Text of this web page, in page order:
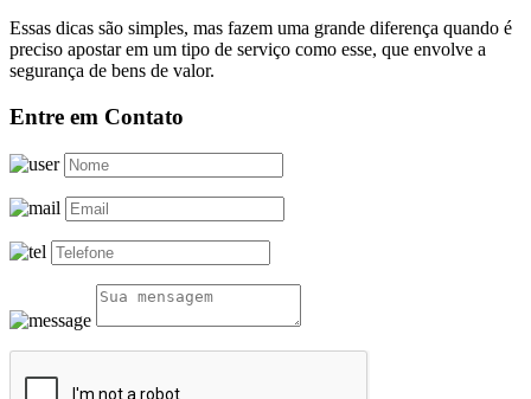
Essas dicas são simples, mas fazem uma grande diferença quando é
preciso apostar em um tipo de serviço como esse, que envolve a
segurança de bens de valor.
Entre em Contato